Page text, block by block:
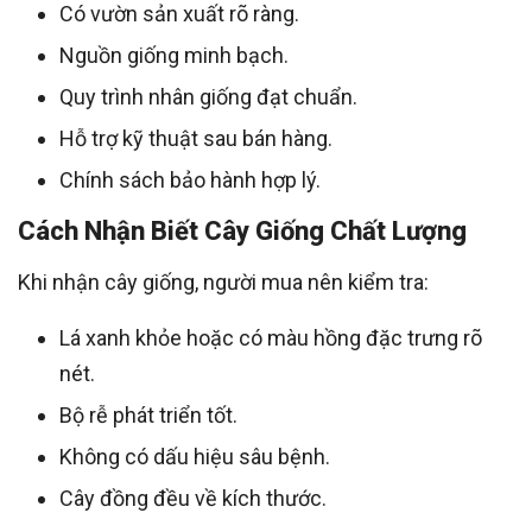
Có vườn sản xuất rõ ràng.
Nguồn giống minh bạch.
Quy trình nhân giống đạt chuẩn.
Hỗ trợ kỹ thuật sau bán hàng.
Chính sách bảo hành hợp lý.
Cách Nhận Biết Cây Giống Chất Lượng
Khi nhận cây giống, người mua nên kiểm tra:
Lá xanh khỏe hoặc có màu hồng đặc trưng rõ
nét.
Bộ rễ phát triển tốt.
Không có dấu hiệu sâu bệnh.
Cây đồng đều về kích thước.